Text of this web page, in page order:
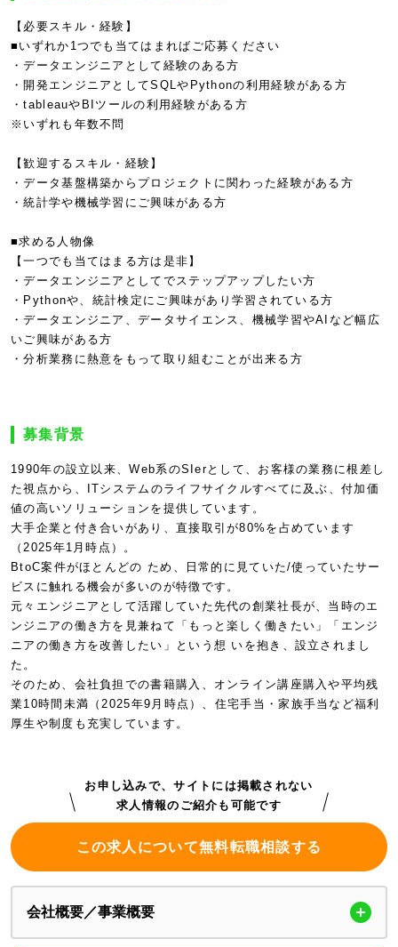
【必要スキル・経験】
■いずれか1つでも当てはまればご応募ください
・データエンジニアとして経験のある方
・開発エンジニアとしてSQLやPythonの利用経験がある方
・tableauやBIツールの利用経験がある方
※いずれも年数不問
【歓迎するスキル・経験】
・データ基盤構築からプロジェクトに関わった経験がある方
・統計学や機械学習にご興味がある方
■求める人物像
【一つでも当てはまる方は是非】
・データエンジニアとしてでステップアップしたい方
・Pythonや、統計検定にご興味があり学習されている方
・データエンジニア、データサイエンス、機械学習やAIなど幅広
いご興味がある方
・分析業務に熱意をもって取り組むことが出来る方
募集背景
1990年の設立以来、Web系のSIerとして、お客様の業務に根差し
た視点から、ITシステムのライフサイクルすべてに及ぶ、付加価
値の高いソリューションを提供しています。
大手企業と付き合いがあり、直接取引が80%を占めています
（2025年1月時点）。
BtoC案件がほとんどの ため、日常的に見ていた/使っていたサー
ビスに触れる機会が多いのが特徴です。
元々エンジニアとして活躍していた先代の創業社長が、当時のエ
ンジニアの働き方を見兼ねて「もっと楽しく働きたい」「エンジ
ニアの働き方を改善したい」という想 いを抱き、設立されまし
た。
そのため、会社負担での書籍購入、オンライン講座購入や平均残
業10時間未満（2025年9月時点）、住宅手当・家族手当など福利
厚生や制度も充実しています。
お申し込みで、サイトには掲載されない
求人情報のご紹介も可能です
この求人について無料転職相談する
会社概要／事業概要